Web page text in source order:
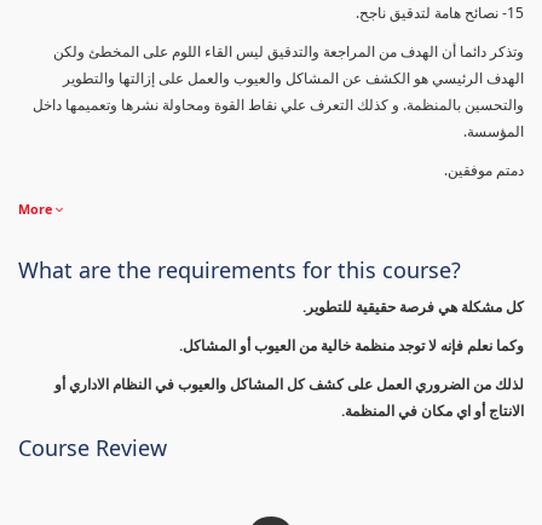
15- نصائح هامة لتدقيق ناجح.
وتذكر دائما أن الهدف من المراجعة والتدقيق ليس القاء اللوم على المخطئ ولكن
الهدف الرئيسي هو الكشف عن المشاكل والعيوب والعمل على إزالتها والتطوير
والتحسين بالمنظمة. و كذلك التعرف علي نقاط القوة ومحاولة نشرها وتعميمها داخل
المؤسسة.
دمتم موفقين.
More
What are the requirements for this course?
كل مشكلة هي فرصة حقيقية للتطوير.
وكما نعلم فإنه لا توجد منظمة خالية من العيوب أو المشاكل.
لذلك من الضروري العمل على كشف كل المشاكل والعيوب في النظام الاداري أو
الانتاج أو اي مكان في المنظمة.
Course Review